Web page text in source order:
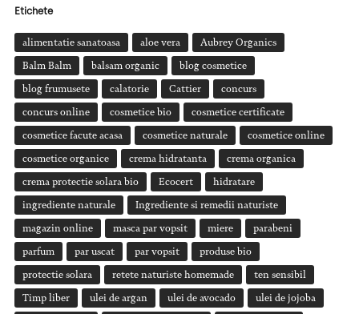
Etichete
alimentatie sanatoasa aloe vera Aubrey Organics
Balm Balm balsam organic blog cosmetice
blog frumusete calatorie Cattier concurs
concurs online cosmetice bio cosmetice certificate
cosmetice facute acasa cosmetice naturale cosmetice online
cosmetice organice crema hidratanta crema organica
crema protectie solara bio Ecocert hidratare
ingrediente naturale Ingrediente si remedii naturiste
magazin online masca par vopsit miere parabeni
parfum par uscat par vopsit produse bio
protectie solara retete naturiste homemade ten sensibil
Timp liber ulei de argan ulei de avocado ulei de jojoba